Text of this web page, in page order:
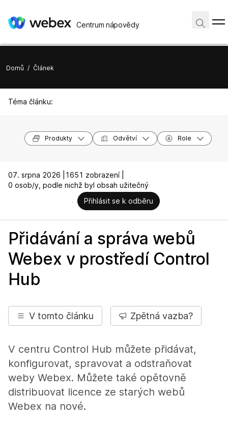
Centrum nápovědy
Domů / Článek
Téma článku:
Produkty Odvětví Role
07. srpna 2026 |
1651 zobrazení |
0 osob/y, podle nichž byl obsah užitečný
Přihlásit se k odběru
Přidávání a správa webů
Webex v prostředí Control
Hub
V tomto článku Zpětná vazba?
V centru Control Hub můžete přidávat,
konfigurovat, spravovat a odstraňovat
weby Webex. Můžete také opětovně
distribuovat licence ze starých webů
Webex na nové.